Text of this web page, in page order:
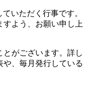
いただく行事です。
よう、お願い申し上
がございます。詳し
や、毎月発行している